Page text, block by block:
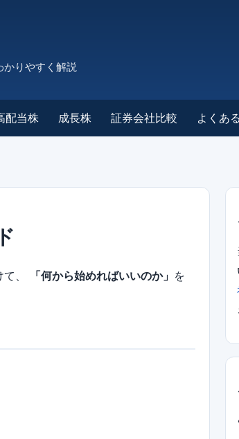
かりやすく解説
配当株 成長株 証券会社比較 よくあ
、 「何から始めればいいのか」 を